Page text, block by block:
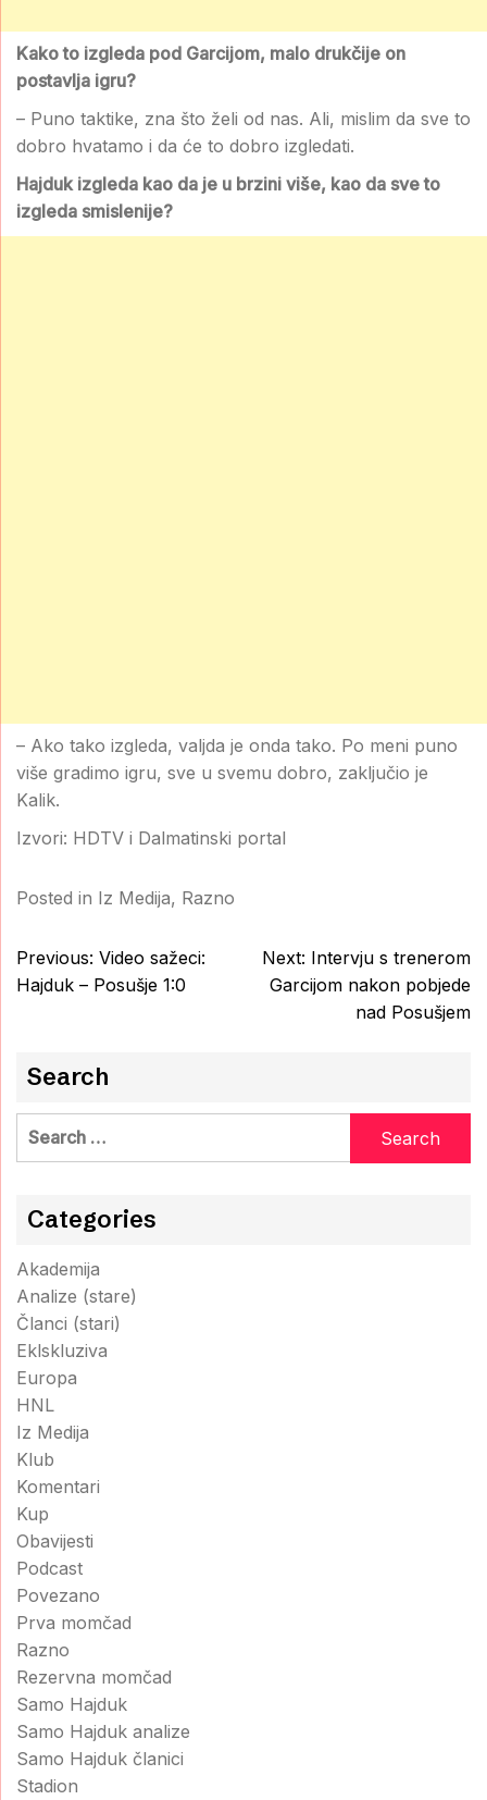
Kako to izgleda pod Garcijom, malo drukčije on
postavlja igru?
– Puno taktike, zna što želi od nas. Ali, mislim da sve to
dobro hvatamo i da će to dobro izgledati.
Hajduk izgleda kao da je u brzini više, kao da sve to
izgleda smislenije?
– Ako tako izgleda, valjda je onda tako. Po meni puno
više gradimo igru, sve u svemu dobro, zaključio je
Kalik.
Izvori: HDTV i Dalmatinski portal
Posted in Iz Medija, Razno
Post
navigation
Previous: Video sažeci:
Hajduk – Posušje 1:0
Next: Intervju s trenerom
Garcijom nakon pobjede
nad Posušjem
Search
Search
Categories
Akademija
Analize (stare)
Članci (stari)
Eklskluziva
Europa
HNL
Iz Medija
Klub
Komentari
Kup
Obavijesti
Podcast
Povezano
Prva momčad
Razno
Rezervna momčad
Samo Hajduk
Samo Hajduk analize
Samo Hajduk članici
Stadion